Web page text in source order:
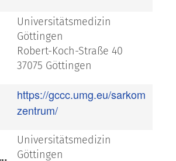
Universitätsmedizin
Göttingen
Robert-Koch-Straße 40
37075 Göttingen
https://gccc.umg.eu/sarkom
zentrum/
Universitätsmedizin
Göttingen